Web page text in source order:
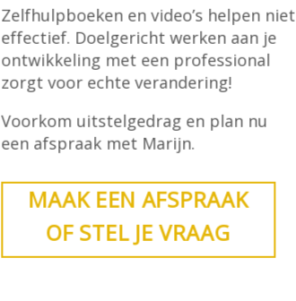
Zelfhulpboeken en video’s helpen niet
effectief. Doelgericht werken aan je
ontwikkeling met een professional
zorgt voor echte verandering!
Voorkom uitstelgedrag en plan nu
een afspraak met Marijn.
MAAK EEN AFSPRAAK
OF STEL JE VRAAG